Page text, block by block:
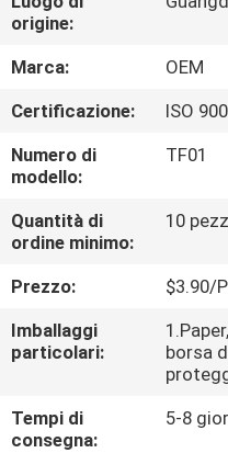
NOI
VISITA
ALLA
FABBRICA
CONTROLLO
DELLA
QUALITÀ
CONTATTACI
origine:
Marca:
OEM
Certificazione:
ISO
Numero di
modello:
TF01
Quantità di
ordine minimo:
10
Prezzo:
$3.90/
Imballaggi
particolari:
borsa
Tempi di
consegna:
5-8